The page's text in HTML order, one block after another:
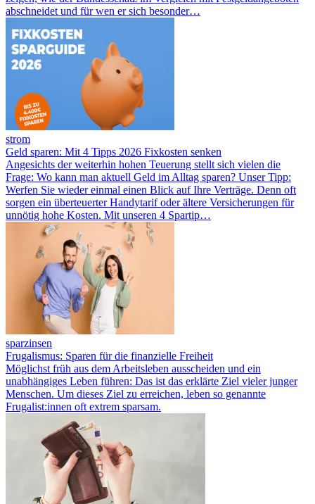
abschneidet und für wen er sich besonder…
strom
Geld sparen: Mit 4 Tipps 2026 Fixkosten senken
Angesichts der weiterhin hohen Teuerung stellt sich vielen die
Frage: Wo kann man aktuell Geld im Alltag sparen? Unser Tipp:
Werfen Sie wieder einmal einen Blick auf Ihre Verträge. Denn oft
sorgen ein überteuerter Handytarif oder ältere Versicherungen für
unnötig hohe Kosten. Mit unseren 4 Spartip…
sparzinsen
Frugalismus: Sparen für die finanzielle Freiheit
Möglichst früh aus dem Arbeitsleben ausscheiden und ein
unabhängiges Leben führen: Das ist das erklärte Ziel vieler junger
Menschen. Um dieses Ziel zu erreichen, leben so genannte
Frugalist:innen oft extrem sparsam.